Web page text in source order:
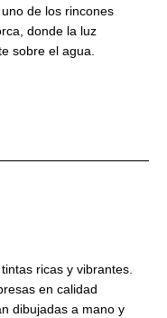
de los rincones
donde la luz
sobre el agua.
ricas y vibrantes.
en calidad
dibujadas a mano y